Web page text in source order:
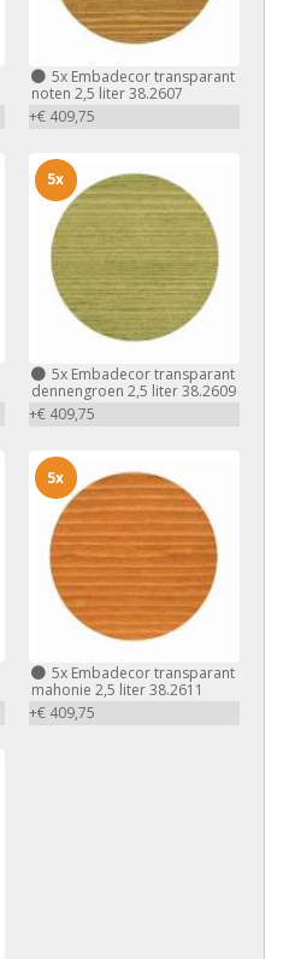
5xEmbadecor transparant
noten 2,5 liter 38.2607
+€ 409,75
5xEmbadecor transparant
dennengroen 2,5 liter 38.2609
+€ 409,75
5x
5xEmbadecor transparant
mahonie 2,5 liter 38.2611
+€ 409,75
5x